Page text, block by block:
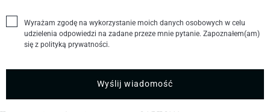
Wyrażam zgodę na wykorzystanie moich danych osobowych w celu
udzielenia odpowiedzi na zadane przeze mnie pytanie. Zapoznałem(am)
się z polityką prywatności.